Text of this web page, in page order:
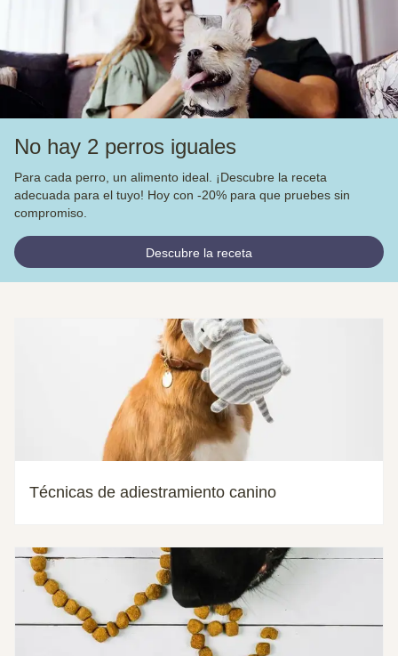
No hay 2 perros iguales
Para cada perro, un alimento ideal. ¡Descubre la receta
adecuada para el tuyo! Hoy con -20% para que pruebes sin
compromiso.
Descubre la receta
Técnicas de adiestramiento canino